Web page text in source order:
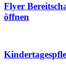
Flyer
öffnen